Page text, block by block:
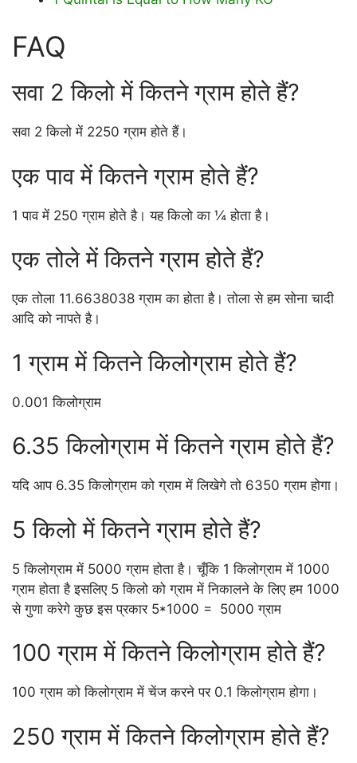
FAQ
सवा 2 किलो में कितने ग्राम होते हैं?
सवा 2 किलो में 2250 ग्राम होते हैं।
एक पाव में कितने ग्राम होते हैं?
1 पाव में 250 ग्राम होते है। यह किलो का ¼ होता है।
एक तोले में कितने ग्राम होते हैं?
एक तोला 11.6638038 ग्राम का होता है। तोला से हम सोना चादी
आदि को नापते है।
1 ग्राम में कितने किलोग्राम होते हैं?
0.001 किलोग्राम
6.35 किलोग्राम में कितने ग्राम होते हैं?
यदि आप 6.35 किलोग्राम को ग्राम में लिखेगे तो 6350 ग्राम होगा।
5 किलो में कितने ग्राम होते हैं?
5 किलोग्राम में 5000 ग्राम होता है। चूँकि 1 किलोग्राम में 1000
ग्राम होता है इसलिए 5 किलो को ग्राम में निकालने के लिए हम 1000
से गुणा करेगे कुछ इस प्रकार 5*1000 = 5000 ग्राम
100 ग्राम में कितने किलोग्राम होते हैं?
100 ग्राम को किलोग्राम में चेंज करने पर 0.1 किलोग्राम होगा।
250 ग्राम में कितने किलोग्राम होते हैं?